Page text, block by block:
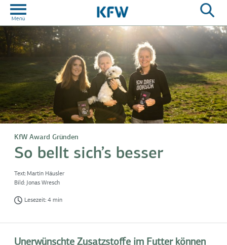
KfW Award Gründen
So bellt sich’s besser
Text: Martin Häusler
Bild: Jonas Wresch
Lesezeit: 4 min
Unerwünschte Zusatzstoffe im Futter können